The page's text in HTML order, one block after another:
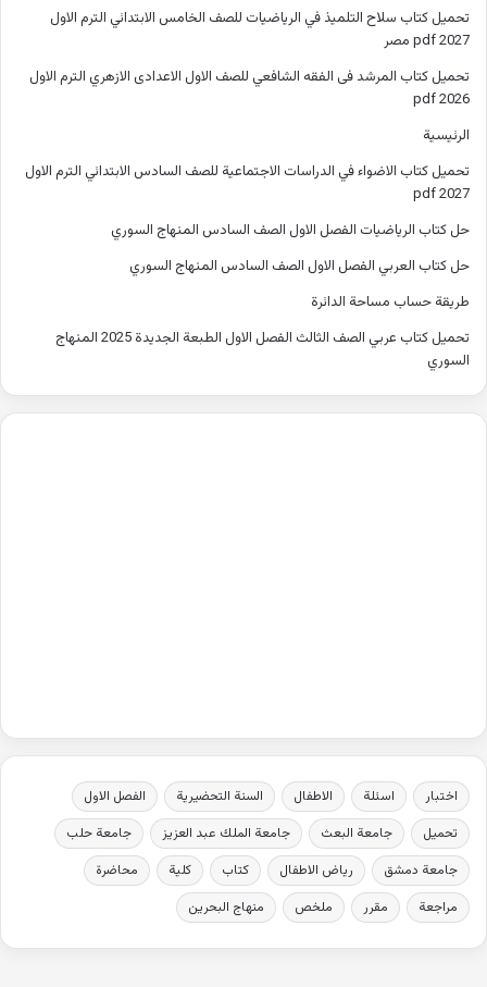
تحميل كتاب سلاح التلميذ في الرياضيات للصف الخامس الابتدائي الترم الاول
2027 pdf مصر
تحميل كتاب المرشد فى الفقه الشافعي للصف الاول الاعدادى الازهري الترم الاول
2026 pdf
الرئيسية
تحميل كتاب الاضواء في الدراسات الاجتماعية للصف السادس الابتدائي الترم الاول
2027 pdf
حل كتاب الرياضيات الفصل الاول الصف السادس المنهاج السوري
حل كتاب العربي الفصل الاول الصف السادس المنهاج السوري
طريقة حساب مساحة الدائرة
تحميل كتاب عربي الصف الثالث الفصل الاول الطبعة الجديدة 2025 المنهاج
السوري
اختبار اسئلة الاطفال السنة التحضيرية
الفصل الاول
تحميل
جامعة البعث جامعة الملك عبد العزيز
جامعة حلب
جامعة دمشق
رياض الاطفال كتاب كلية
محاضرة
مراجعة
مقرر ملخص منهاج البحرين